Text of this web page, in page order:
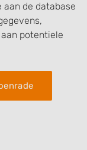
aan de database
potentiele